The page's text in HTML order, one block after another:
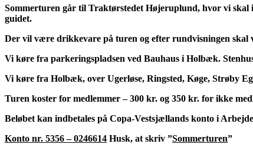
Sommerturen går til Traktørstedet Højeruplund, hvor vi skal
guidet.
Der vil være drikkevare på turen og efter rundvisningen skal
Vi køre fra parkeringspladsen ved Bauhaus i Holbæk.
Vi køre fra Holbæk, over Ugerløse, Ringsted, Køge, Strøby
Turen koster for medlemmer – 300 kr. og 350 kr. for ikke
Beløbet kan indbetales på Copa-Vestsjællands konto i
Konto nr. 5356 – 0246614 Husk, at skriv ”Sommerturen”